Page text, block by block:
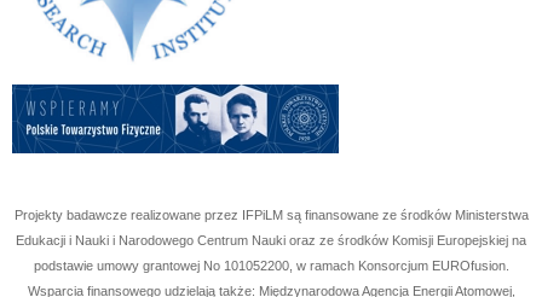
Projekty badawcze realizowane przez IFPiLM są finansowane ze środków Ministerstwa
Edukacji i Nauki i Narodowego Centrum Nauki oraz ze środków Komisji Europejskiej na
podstawie umowy grantowej No 101052200, w ramach Konsorcjum EUROfusion.
Wsparcia finansowego udzielają także: Międzynarodowa Agencja Energii Atomowej,